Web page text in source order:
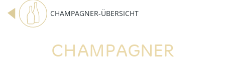
CHAMPAGNER-ÜBERSICHT
CHAMPAGNER